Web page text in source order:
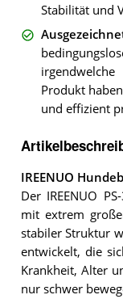
Stabilität und
Produkt
und effizient
IREENUO
Der IREENUO
mit extrem
stabiler Struktur
entwickelt, die
Krankheit, Alter
nur schwer